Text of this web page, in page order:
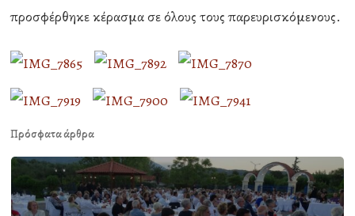
προσφέρθηκε κέρασμα σε όλους τους παρευρισκόμενους.
Πρόσφατα άρθρα